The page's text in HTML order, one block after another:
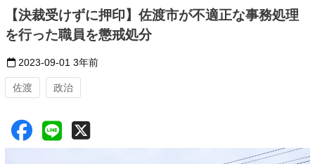
【決裁受けずに押印】佐渡市が不適正な事務処理
を行った職員を懲戒処分
2023-09-01 3年前
佐渡 政治